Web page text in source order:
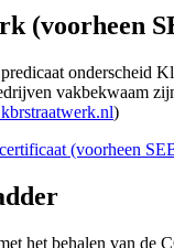
(voorheen
onderscheid
vakbekwaam
)
(voorheen
het behalen van de